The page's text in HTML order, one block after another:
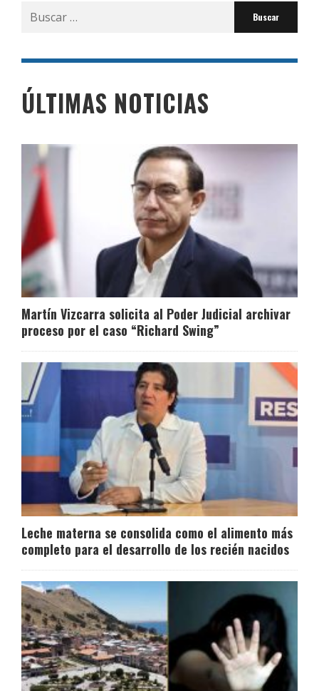
Buscar
por:
ÚLTIMAS NOTICIAS
Martín Vizcarra solicita al Poder Judicial archivar
proceso por el caso “Richard Swing”
Leche materna se consolida como el alimento más
completo para el desarrollo de los recién nacidos